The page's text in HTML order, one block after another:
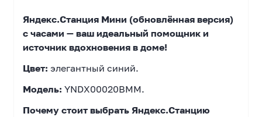
Яндекс.Станция Мини (обновлённая версия)
с часами — ваш идеальный помощник и
источник вдохновения в доме!
Цвет: элегантный синий.
Модель: YNDX00020BMM.
Почему стоит выбрать Яндекс.Станцию